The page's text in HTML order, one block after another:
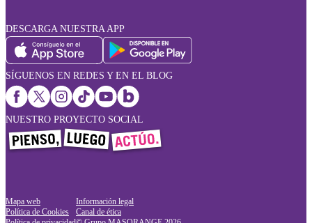
DESCARGA NUESTRA APP
SÍGUENOS EN REDES Y EN EL BLOG
NUESTRO PROYECTO SOCIAL
Mapa web
Política de Cookies
Información legal
Canal de ética